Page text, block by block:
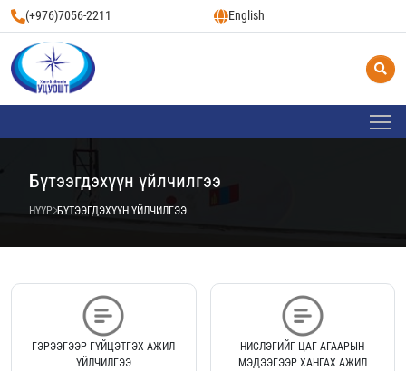
(+976)7056-2211 English
Бүтээгдэхүүн үйлчилгээ
НҮҮР БҮТЭЭГДЭХҮҮН ҮЙЛЧИЛГЭЭ
ГЭРЭЭГЭЭР ГҮЙЦЭТГЭХ АЖИЛ
ҮЙЛЧИЛГЭЭ
НИСЛЭГИЙГ ЦАГ АГААРЫН
МЭДЭЭГЭЭР ХАНГАХ АЖИЛ